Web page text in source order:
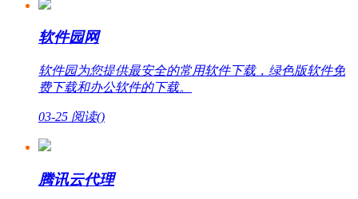
软件园网
软件园为您提供最安全的常用软件下载，绿色版软件免
费下载和办公软件的下载。
03-25 阅读()
腾讯云代理